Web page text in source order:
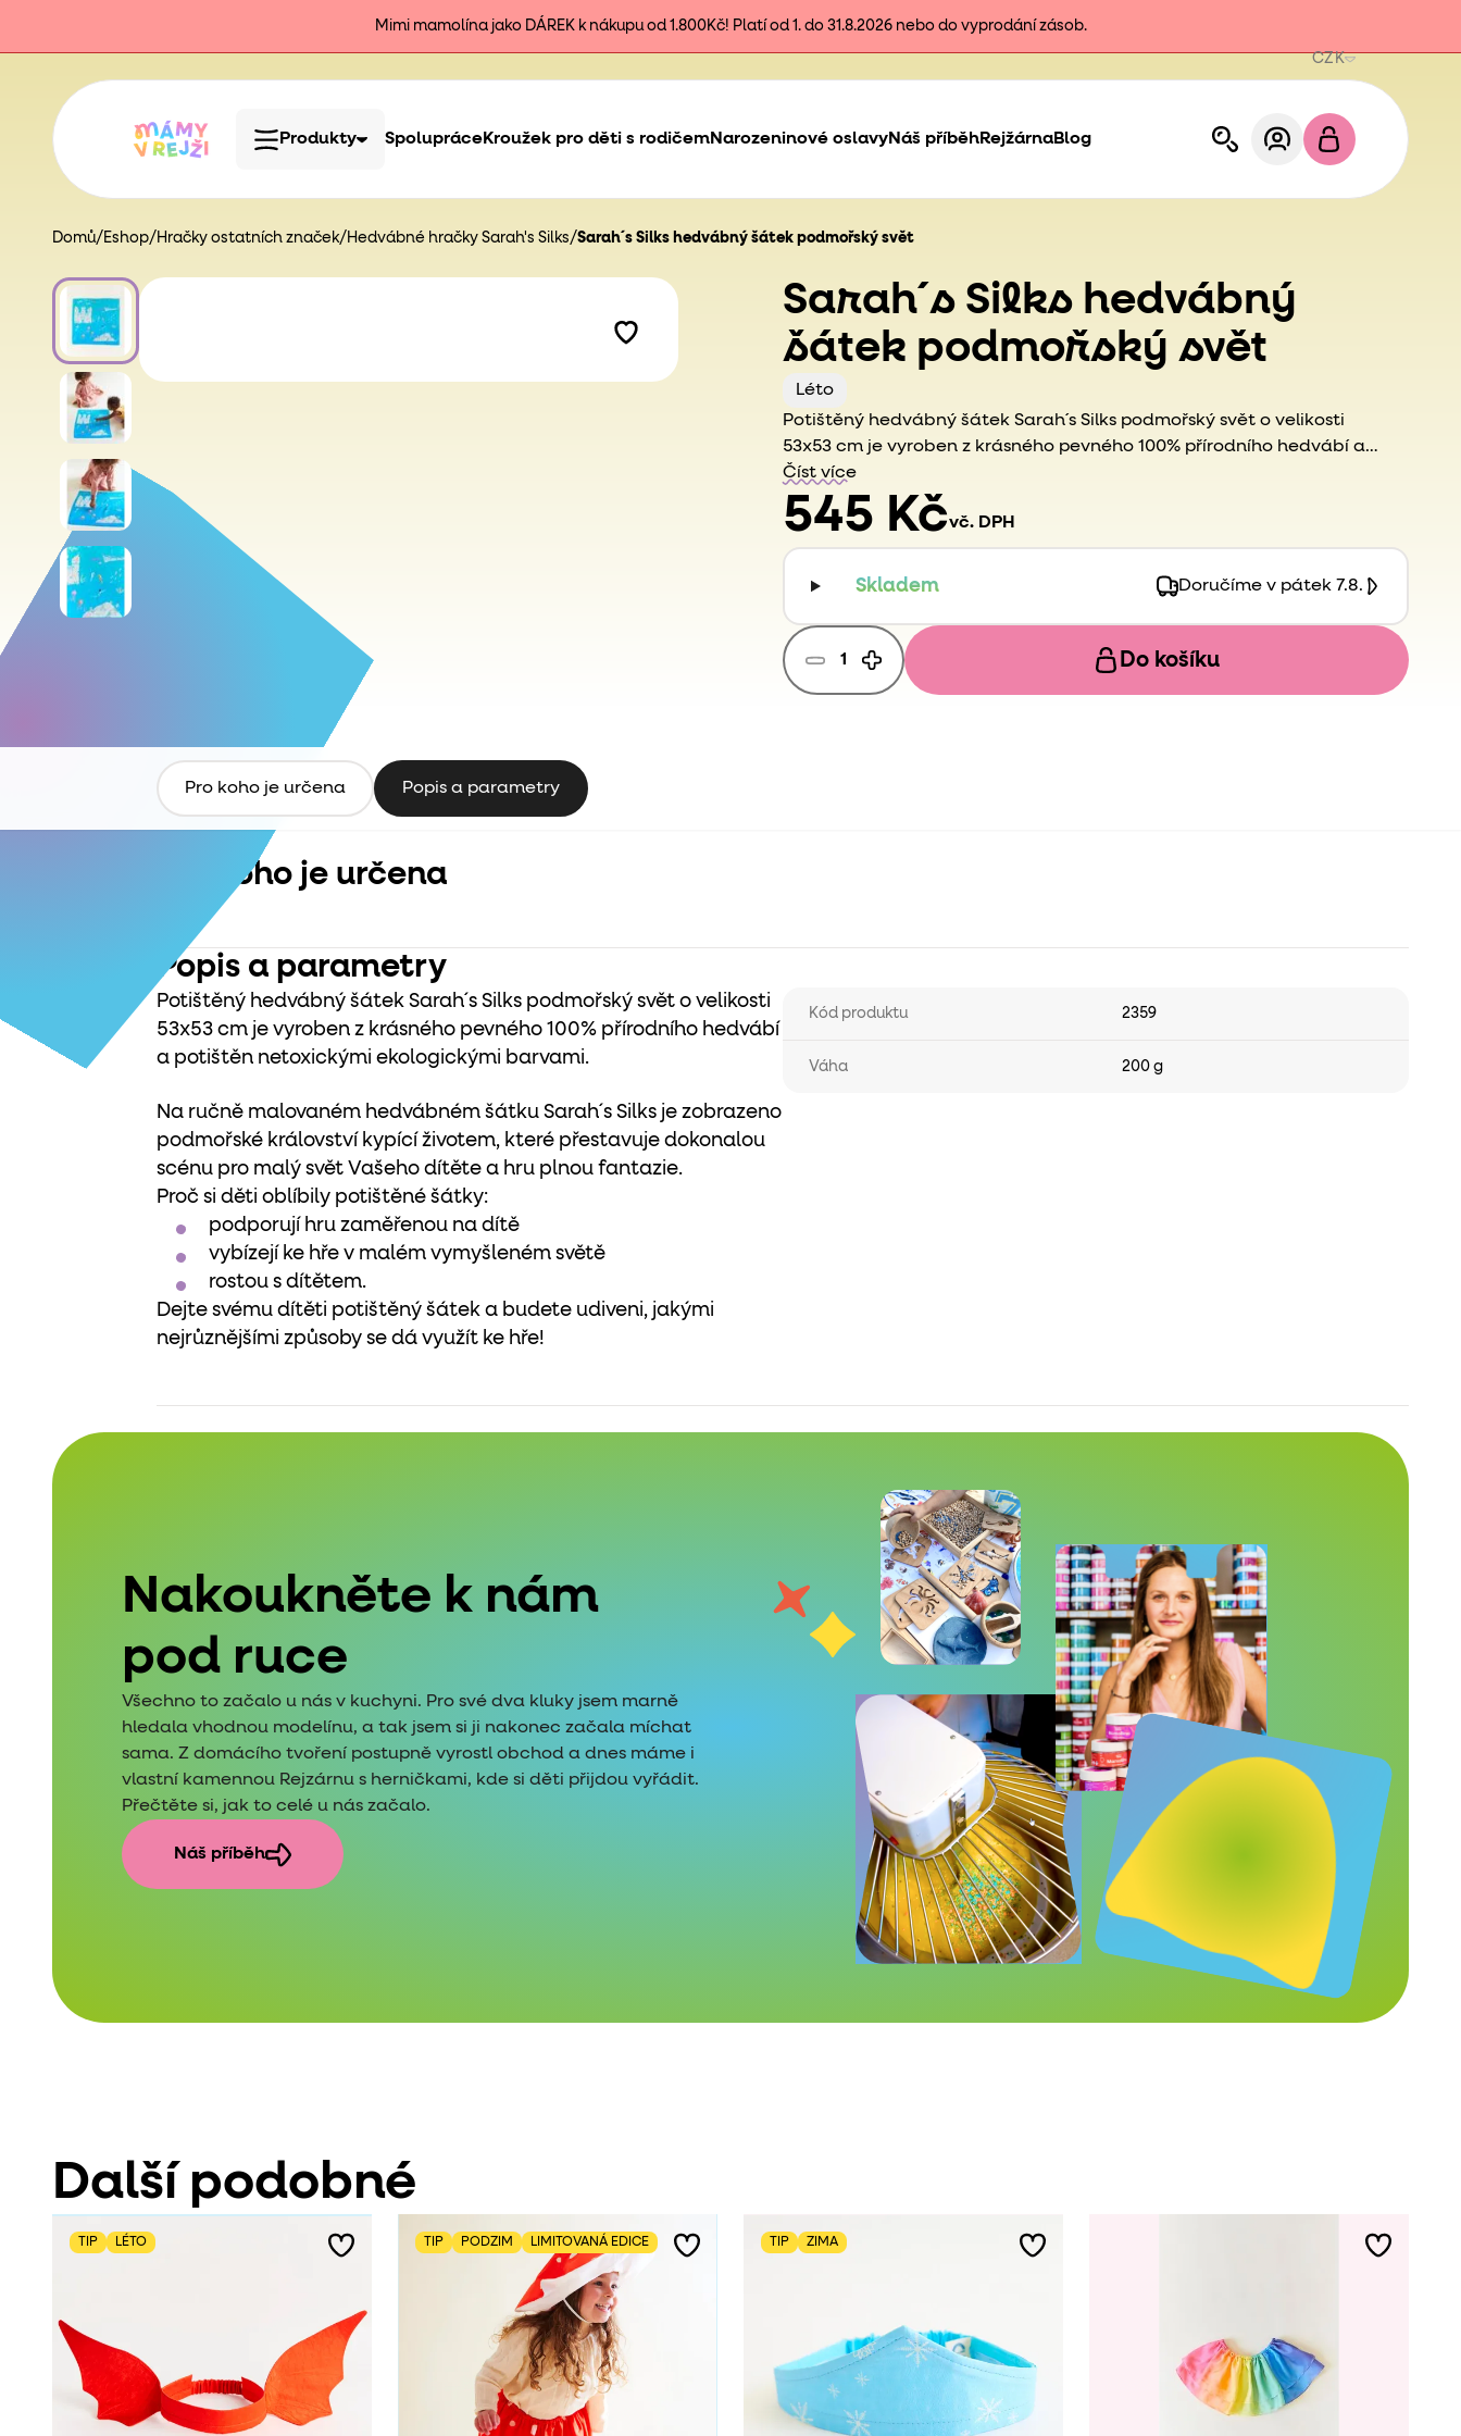
Mimi mamolína jako DÁREK k nákupu od 1.800Kč! Platí od 1. do 31.8.2026 nebo do vyprodání zásob.
CZK
Produkty SpolupráceKroužek pro děti s rodičemNarozeninové oslavyNáš příběhRejžárnaBlog
Domů/ Eshop/ Hračky ostatních značek/ Hedvábné hračky Sarah's Silks/Sarah´s Silks hedvábný šátek podmořský svět
Sarah´s Silks hedvábný
šátek podmořský svět
Léto
Potištěný hedvábný šátek Sarah´s Silks podmořský svět o velikosti
53x53 cm je vyroben z krásného pevného 100% přírodního hedvábí a
potištěn netoxickými ekologickými barvami.
Číst více
545 Kčvč. DPH
Skladem Doručíme v pátek 7.8.
Do košíku
Pro koho je určena Popis a parametry
Pro koho je určena
Popis a parametry
Potištěný hedvábný šátek Sarah´s Silks podmořský svět o velikosti
53x53 cm je vyroben z krásného pevného 100% přírodního hedvábí
a potištěn netoxickými ekologickými barvami.
Na ručně malovaném hedvábném šátku Sarah´s Silks je zobrazeno
podmořské království kypící životem, které přestavuje dokonalou
scénu pro malý svět Vašeho dítěte a hru plnou fantazie.
Proč si děti oblíbily potištěné šátky:
podporují hru zaměřenou na dítě
vybízejí ke hře v malém vymyšleném světě
rostou s dítětem.
Dejte svému dítěti potištěný šátek a budete udiveni, jakými
nejrůznějšími způsoby se dá využít ke hře!
Kód produktu 2359
Váha 200 g
Nakoukněte k nám
pod ruce
Všechno to začalo u nás v kuchyni. Pro své dva kluky jsem marně
hledala vhodnou modelínu, a tak jsem si ji nakonec začala míchat
sama. Z domácího tvoření postupně vyrostl obchod a dnes máme i
vlastní kamennou Rejzárnu s herničkami, kde si děti přijdou vyřádit.
Přečtěte si, jak to celé u nás začalo.
Náš příběh
Další podobné
TIP LÉTO TIP PODZIM LIMITOVANÁ EDICE TIP ZIMA